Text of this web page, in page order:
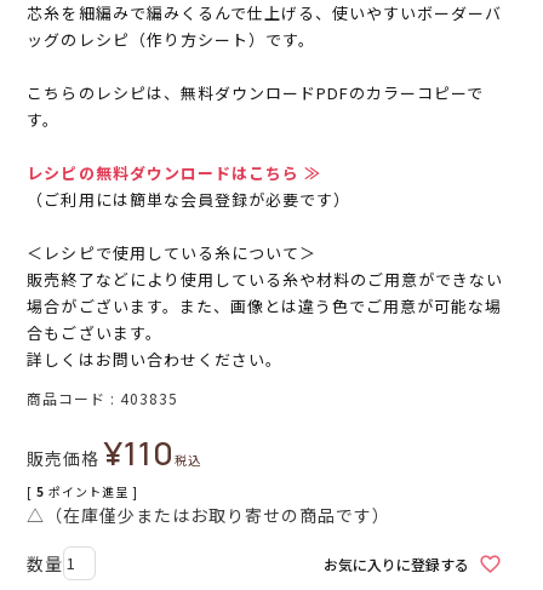
芯糸を細編みで編みくるんで仕上げる、使いやすいボーダーバ
ッグのレシピ（作り方シート）です。
こちらのレシピは、無料ダウンロードPDFのカラーコピーで
す。
レシピの無料ダウンロードはこちら ≫
（ご利用には簡単な会員登録が必要です）
＜レシピで使用している糸について＞
販売終了などにより使用している糸や材料のご用意ができない
場合がございます。また、画像とは違う色でご用意が可能な場
合もございます。
詳しくはお問い合わせください。
商品コード 403835
販売価格 ¥110税込
[ 5 ポイント進呈 ]
△（在庫僅少またはお取り寄せの商品です）
お気に入りに登録する